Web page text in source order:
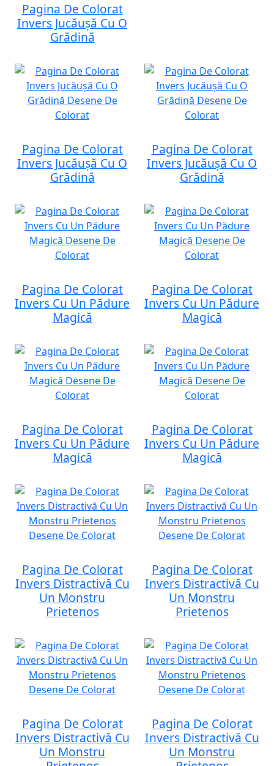
Pagina De Colorat
Invers Jucăușă Cu O
Grădină
Pagina De Colorat
Invers Jucăușă Cu O
Grădină
Pagina De Colorat
Invers Jucăușă Cu O
Grădină
Pagina De Colorat
Invers Cu Un Pădure
Magică
Pagina De Colorat
Invers Cu Un Pădure
Magică
Pagina De Colorat
Invers Cu Un Pădure
Magică
Pagina De Colorat
Invers Cu Un Pădure
Magică
Pagina De Colorat
Invers Distractivă Cu
Un Monstru
Prietenos
Pagina De Colorat
Invers Distractivă Cu
Un Monstru
Prietenos
Pagina De Colorat
Invers Distractivă Cu
Un Monstru
Pagina De Colorat
Invers Distractivă Cu
Un Monstru